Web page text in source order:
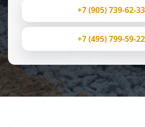
+7 (905) 739-62-33
+7 (495) 799-59-22